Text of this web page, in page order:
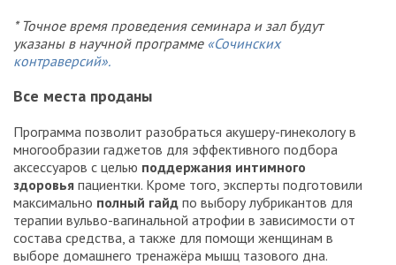
* Точное время проведения семинара и зал будут
указаны в научной программе «Сочинских
контраверсий».
Все места проданы
Программа позволит разобраться акушеру-гинекологу в
многообразии гаджетов для эффективного подбора
аксессуаров с целью поддержания интимного
здоровья пациентки. Кроме того, эксперты подготовили
максимально полный гайд по выбору лубрикантов для
терапии вульво-вагинальной атрофии в зависимости от
состава средства, а также для помощи женщинам в
выборе домашнего тренажёра мышц тазового дна.